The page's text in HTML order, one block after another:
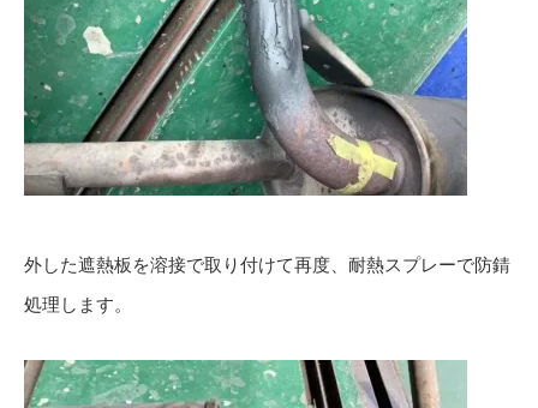
外した遮熱板を溶接で取り付けて再度、耐熱スプレーで防錆
処理します。